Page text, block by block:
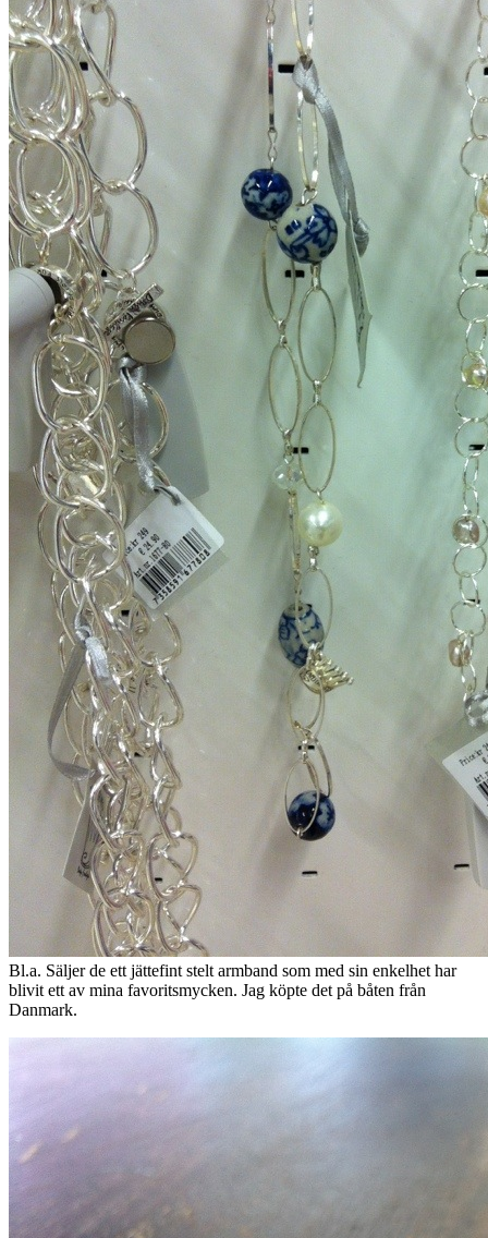
Bl.a. Säljer de ett jättefint stelt armband som med sin enkelhet har
blivit ett av mina favoritsmycken. Jag köpte det på båten från
Danmark.